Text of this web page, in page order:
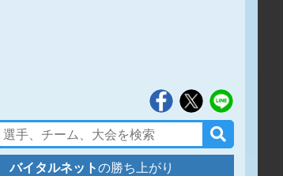
バイタルネットの勝ち上がり